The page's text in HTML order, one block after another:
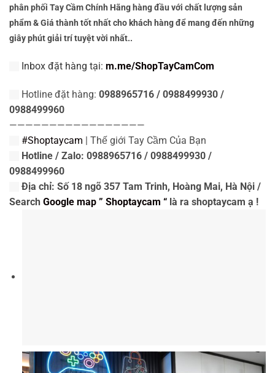
phân phối Tay Cầm Chính Hãng hàng đầu với chất lượng sản
phẩm & Giá thành tốt nhất cho khách hàng để mang đến những
giây phút giải trí tuyệt vời nhất..
Inbox đặt hàng tại: m.me/ShopTayCamCom
Hotline đặt hàng: 0988965716 / 0988499930 /
0988499960
—————————————————
#Shoptaycam | Thế giới Tay Cầm Của Bạn
Hotline / Zalo: 0988965716 / 0988499930 /
0988499960
Địa chỉ: Số 18 ngõ 357 Tam Trinh, Hoàng Mai, Hà Nội /
Search Google map ” Shoptaycam “ là ra shoptaycam ạ !